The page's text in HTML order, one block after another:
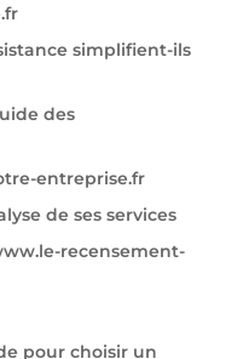
simplifient-ils
des
entreprise.fr
de ses services
recensement-
pour choisir un